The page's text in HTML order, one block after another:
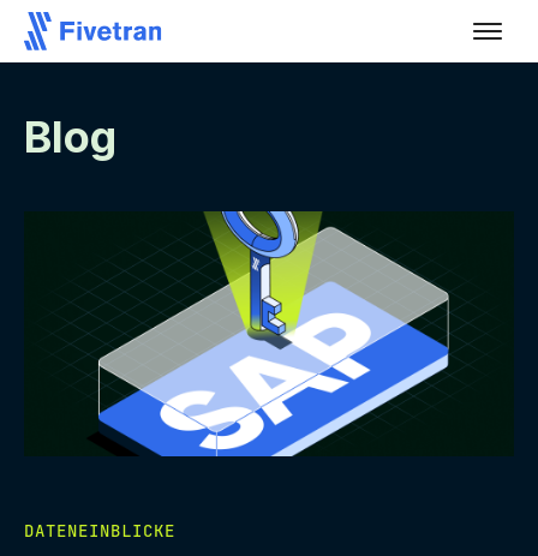
Blog
DATENEINBLICKE